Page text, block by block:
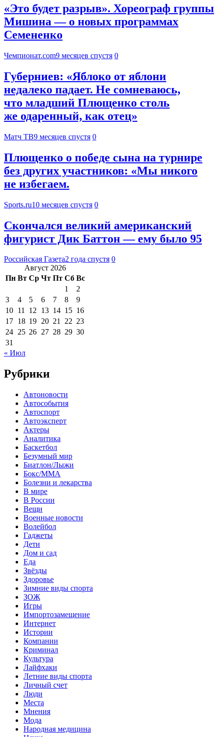
«Это будет разрыв». Хореограф группы
Мишина — о новых программах
Семененко
Чемпионат.com9 месяцев спустя 0
Губерниев: «Яблоко от яблони
недалеко падает. Не сомневаюсь,
что младший Плющенко столь
же одаренный, как отец»
Матч ТВ9 месяцев спустя 0
Плющенко о победе сына на турнире
без других участников: «Мы никого
не избегаем.
Sports.ru10 месяцев спустя 0
Скончался великий американский
фигурист Дик Баттон — ему было 95
Российская Газета2 года спустя 0
Август 2026
Пн Вт Ср Чт Пт Сб Вс
1
2
3
4 5 6 7 8
9
10 11 12 13 14 15 16
17 18 19 20 21 22 23
24 25 26 27 28 29 30
31
« Июл
Рубрики
Автоновости
Автособытия
Автоспорт
Автоэксперт
Актеры
Аналитика
Баскетбол
Безумный мир
Биатлон/Лыжи
Бокс/MMA
Болезни и лекарства
В мире
В России
Вещи
Военные новости
Волейбол
Гаджеты
Дети
Дом и сад
Еда
Звёзды
Здоровье
Зимние виды спорта
ЗОЖ
Игры
Импортозамещение
Интернет
Истории
Компании
Криминал
Культура
Лайфхаки
Летние виды спорта
Личный счет
Люди
Места
Мнения
Мода
Народная медицина